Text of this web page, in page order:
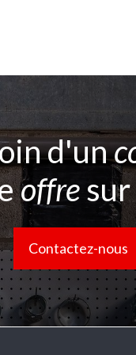
d'un
offresur
Contactez-nous